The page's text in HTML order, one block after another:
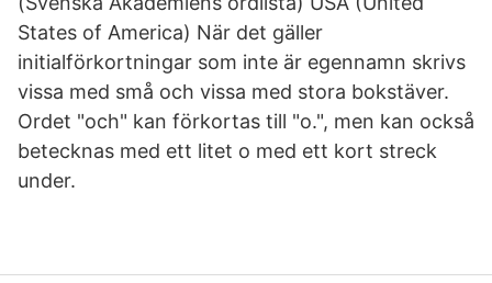
States of America) När det gäller
initialförkortningar som inte är egennamn skrivs
vissa med små och vissa med stora bokstäver.
Ordet "och" kan förkortas till "o.", men kan också
betecknas med ett litet o med ett kort streck
under.